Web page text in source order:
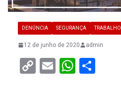
DENÚNCIA SEGURANÇA TRABALHO
12 de junho de 2020 admin
C
E
W